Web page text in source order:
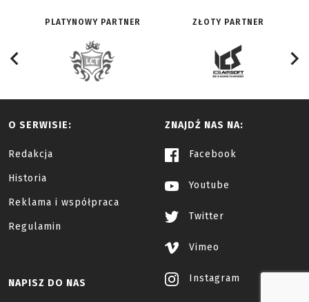
PLATYNOWY PARTNER ZŁOTY PARTNER
O SERWISIE:
Redakcja
Historia
Reklama i współpraca
Regulamin
ZNAJDŹ NAS NA:
Facebook
Youtube
Twitter
Vimeo
Instagram
NAPISZ DO NAS